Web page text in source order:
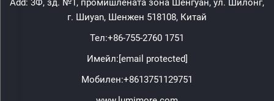
Add: 3Ф, зд. №1, промишлената зона Шенгуан, ул. Шилонг,
г. Шиyan, Шенжен 518108, Китай
Тел:+86-755-2760 1751
Имейл:[email protected]
Мобилен:+8613751129751